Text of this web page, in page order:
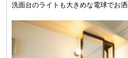
洗面台のライトも大きめな電球でお